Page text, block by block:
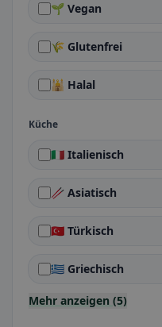
🌱 Vegan
🌾 Glutenfrei
🕌 Halal
Küche
🇮🇹 Italienisch
🥢 Asiatisch
🇹🇷 Türkisch
🇬🇷 Griechisch
Mehr anzeigen (5)